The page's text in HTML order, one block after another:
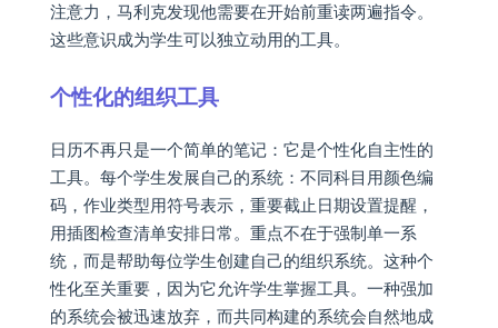
注意力，马利克发现他需要在开始前重读两遍指令。
这些意识成为学生可以独立动用的工具。
个性化的组织工具
日历不再只是一个简单的笔记：它是个性化自主性的
工具。每个学生发展自己的系统：不同科目用颜色编
码，作业类型用符号表示，重要截止日期设置提醒，
用插图检查清单安排日常。重点不在于强制单一系
统，而是帮助每位学生创建自己的组织系统。这种个
性化至关重要，因为它允许学生掌握工具。一种强加
的系统会被迅速放弃，而共同构建的系统会自然地成